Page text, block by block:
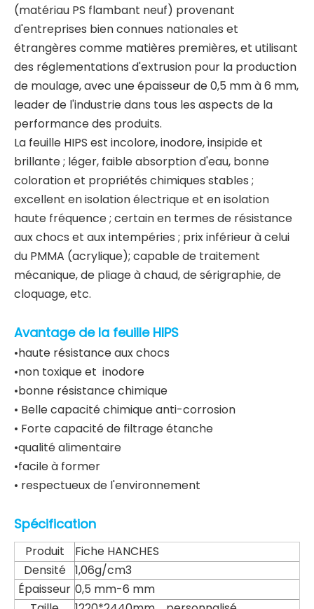
(matériau PS flambant neuf) provenant
d'entreprises bien connues nationales et
étrangères comme matières premières, et utilisant
des réglementations d'extrusion pour la production
de moulage, avec une épaisseur de 0,5 mm à 6 mm,
leader de l'industrie dans tous les aspects de la
performance des produits.
La feuille HIPS est incolore, inodore, insipide et
brillante ; léger, faible absorption d'eau, bonne
coloration et propriétés chimiques stables ;
excellent en isolation électrique et en isolation
haute fréquence ; certain en termes de résistance
aux chocs et aux intempéries ; prix inférieur à celui
du PMMA (acrylique); capable de traitement
mécanique, de pliage à chaud, de sérigraphie, de
cloquage, etc.
Avantage de la feuille HIPS
•haute résistance aux chocs
•non toxique et inodore
•bonne résistance chimique
• Belle capacité chimique anti-corrosion
• Forte capacité de filtrage étanche
•qualité alimentaire
•facile à former
• respectueux de l'environnement
Spécification
Produit
Fiche HANCHES
Densité 1,06g/cm3
Épaisseur 0,5 mm-6 mm